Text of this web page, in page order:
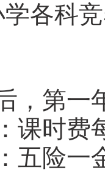
各科
，第一
课时费
五险一